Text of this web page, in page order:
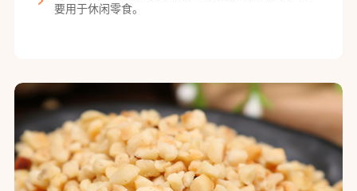
要用于休闲零食。